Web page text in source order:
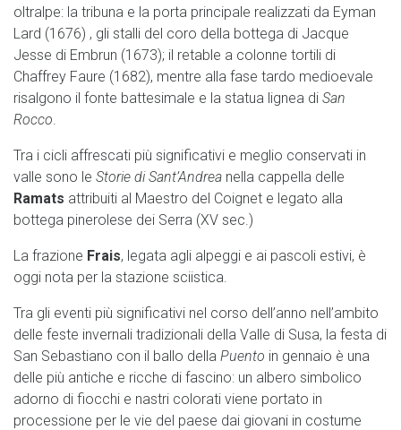
oltralpe: la tribuna e la porta principale realizzati da Eyman
Lard (1676) , gli stalli del coro della bottega di Jacque
Jesse di Embrun (1673); il retable a colonne tortili di
Chaffrey Faure (1682), mentre alla fase tardo medioevale
risalgono il fonte battesimale e la statua lignea di San
Rocco.
Tra i cicli affrescati più significativi e meglio conservati in
valle sono le Storie di Sant’Andrea nella cappella delle
Ramats attribuiti al Maestro del Coignet e legato alla
bottega pinerolese dei Serra (XV sec.)
La frazione Frais, legata agli alpeggi e ai pascoli estivi, è
oggi nota per la stazione sciistica.
Tra gli eventi più significativi nel corso dell’anno nell’ambito
delle feste invernali tradizionali della Valle di Susa, la festa di
San Sebastiano con il ballo della Puento in gennaio è una
delle più antiche e ricche di fascino: un albero simbolico
adorno di fiocchi e nastri colorati viene portato in
processione per le vie del paese dai giovani in costume